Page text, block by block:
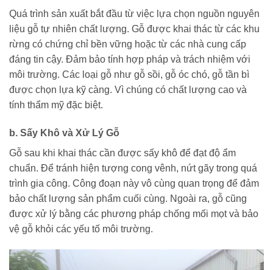
Quá trình sản xuất bắt đầu từ việc lựa chọn nguồn nguyên
liệu gỗ tự nhiên chất lượng. Gỗ được khai thác từ các khu
rừng có chứng chỉ bền vững hoặc từ các nhà cung cấp
đáng tin cậy. Đảm bảo tính hợp pháp và trách nhiệm với
môi trường. Các loại gỗ như gỗ sồi, gỗ óc chó, gỗ tần bì
được chọn lựa kỹ càng. Vì chúng có chất lượng cao và
tính thẩm mỹ đặc biệt.
b. Sấy Khô và Xử Lý Gỗ
Gỗ sau khi khai thác cần được sấy khô để đạt độ ẩm
chuẩn. Để tránh hiện tượng cong vênh, nứt gãy trong quá
trình gia công. Công đoạn này vô cùng quan trọng để đảm
bảo chất lượng sản phẩm cuối cùng. Ngoài ra, gỗ cũng
được xử lý bằng các phương pháp chống mối mọt và bảo
vệ gỗ khỏi các yếu tố môi trường.